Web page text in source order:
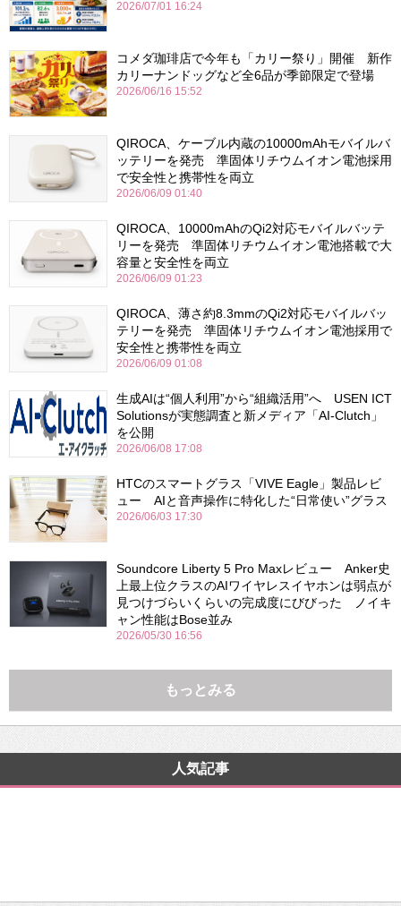
2026/07/01 16:24
コメダ珈琲店で今年も「カリー祭り」開催 新作
カリーナンドッグなど全6品が季節限定で登場
2026/06/16 15:52
QIROCA、ケーブル内蔵の10000mAhモバイルバ
ッテリーを発売 準固体リチウムイオン電池採用
で安全性と携帯性を両立
2026/06/09 01:40
QIROCA、10000mAhのQi2対応モバイルバッテ
リーを発売 準固体リチウムイオン電池搭載で大
容量と安全性を両立
2026/06/09 01:23
QIROCA、薄さ約8.3mmのQi2対応モバイルバッ
テリーを発売 準固体リチウムイオン電池採用で
安全性と携帯性を両立
2026/06/09 01:08
生成AIは“個人利用”から“組織活用”へ USEN ICT
Solutionsが実態調査と新メディア「AI-Clutch」
を公開
2026/06/08 17:08
HTCのスマートグラス「VIVE Eagle」製品レビ
ュー AIと音声操作に特化した“日常使い”グラス
2026/06/03 17:30
Soundcore Liberty 5 Pro Maxレビュー Anker史
上最上位クラスのAIワイヤレスイヤホンは弱点が
見つけづらいくらいの完成度にびびった ノイキ
ャン性能はBose並み
2026/05/30 16:56
もっとみる
人気記事